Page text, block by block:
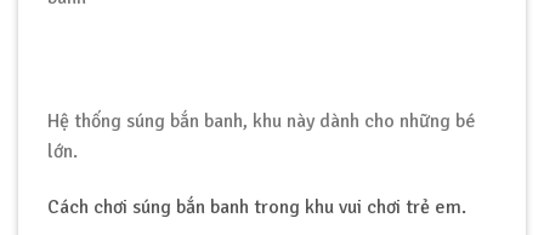
Hệ thống súng bắn banh, khu này dành cho những bé
lớn.
Cách chơi súng bắn banh trong khu vui chơi trẻ em.